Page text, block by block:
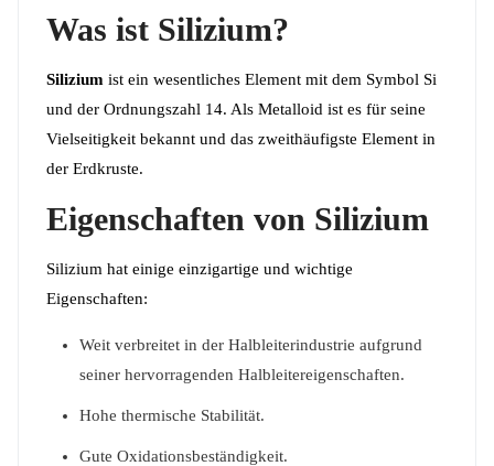
Was ist Silizium?
Silizium ist ein wesentliches Element mit dem Symbol Si
und der Ordnungszahl 14. Als Metalloid ist es für seine
Vielseitigkeit bekannt und das zweithäufigste Element in
der Erdkruste.
Eigenschaften von Silizium
Silizium hat einige einzigartige und wichtige
Eigenschaften:
Weit verbreitet in der Halbleiterindustrie aufgrund
seiner hervorragenden Halbleitereigenschaften.
Hohe thermische Stabilität.
Gute Oxidationsbeständigkeit.